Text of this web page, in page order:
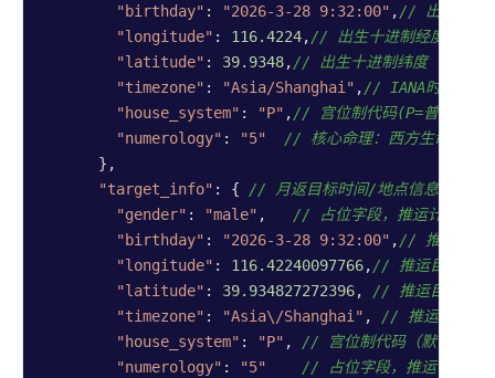
"birthday" : "2026-3-28 9:32:00" ,// 出生时间
"longitude" : 116.4224,// 出生十进制经度
"latitude" : 39.9348,// 出生十进制纬度
"timezone" : "Asia/Shanghai" ,// IANA时区
"house_system" : "P" ,// 宫位制代码(P=普拉西度
"numerology" : "5"
// 核心命理：西方生命密码
      },
"target_info" : { // 月返目标时间/地点信息
"gender" : "male" , // 占位字段，推运计算不使
"birthday" : "2026-3-28 9:32:00" ,// 推运目标
"longitude" : 116.42240097766,// 推运目标地点
"latitude" : 39.934827272396, // 推运目标地点
"timezone" : "Asia\/Shanghai" , // 推运目标时
"house_system" : "P" , // 宫位制代码（默认同本
"numerology" : "5"
// 占位字段，推运计算不